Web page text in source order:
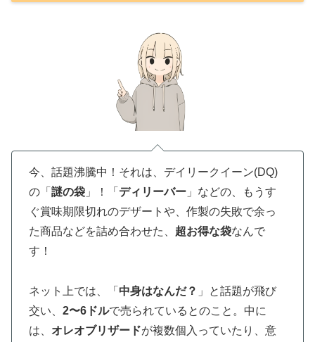
今、話題沸騰中！それは、デイリークイーン(DQ)
の「 謎の袋 」！「 ディリーバー 」などの、もうす
ぐ賞味期限切れのデザートや、作製の失敗で余っ
た商品などを詰め合わせた、 超お得な袋なんで
す！
ネット上では、「 中身はなんだ？ 」と話題が飛び
交い、 2〜6ドルで売られているとのこと。中に
は、 オレオブリザードが複数個入っていたり、意